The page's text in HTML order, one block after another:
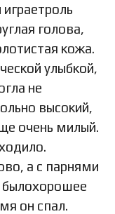
голова,
кожа.
улыбкой,
не
высокий,
очень милый.
а с парнями
былохорошее
он спал.